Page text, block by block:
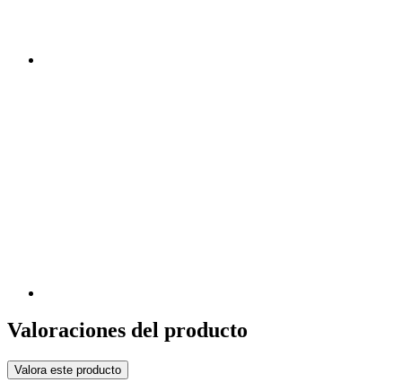
Valoraciones del producto
Valora este producto